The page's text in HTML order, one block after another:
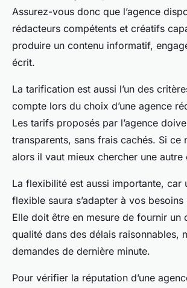
Assurez-vous donc que l’agence
rédacteurs compétents et créatifs
produire un contenu informatif,
écrit.
La tarification est aussi l’un des
compte lors du choix d’une agence
Les tarifs proposés par l’agence
transparents, sans frais cachés. Si ce
alors il vaut mieux chercher une autre
La flexibilité est aussi importante, car
flexible saura s’adapter à vos besoins
Elle doit être en mesure de fournir un
qualité dans des délais raisonnables,
demandes de dernière minute.
Pour vérifier la réputation d’une